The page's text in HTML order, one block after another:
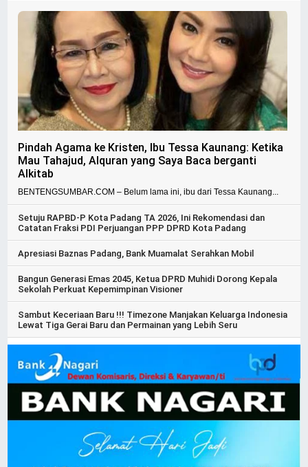
Pindah Agama ke Kristen, Ibu Tessa Kaunang: Ketika
Mau Tahajud, Alquran yang Saya Baca berganti
Alkitab
BENTENGSUMBAR.COM – Belum lama ini, ibu dari Tessa Kaunang...
Setuju RAPBD-P Kota Padang TA 2026, Ini Rekomendasi dan
Catatan Fraksi PDI Perjuangan PPP DPRD Kota Padang
Apresiasi Baznas Padang, Bank Muamalat Serahkan Mobil
Bangun Generasi Emas 2045, Ketua DPRD Muhidi Dorong Kepala
Sekolah Perkuat Kepemimpinan Visioner
Sambut Keceriaan Baru !!! Timezone Manjakan Keluarga Indonesia
Lewat Tiga Gerai Baru dan Permainan yang Lebih Seru